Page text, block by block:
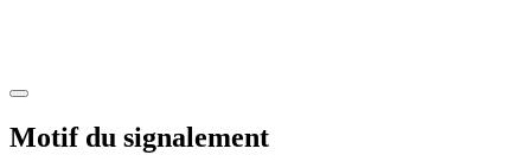
Motif du signalement